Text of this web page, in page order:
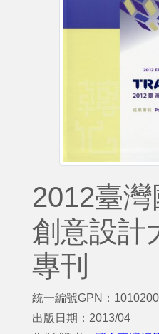
2012臺
創意設計
專刊
統一編號GPN：
出版日期：2013/04